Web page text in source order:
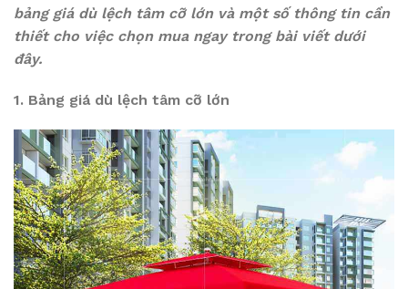
bảng giá dù lệch tâm cỡ lớn và một số thông tin cần
thiết cho việc chọn mua ngay trong bài viết dưới
đây.
1. Bảng giá dù lệch tâm cỡ lớn